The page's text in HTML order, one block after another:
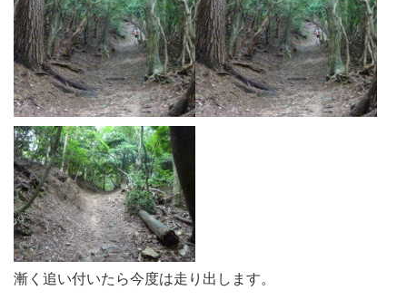
漸く追い付いたら今度は走り出します。